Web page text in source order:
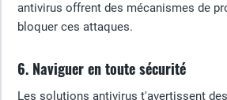
antivirus offrent des mécanismes de
bloquer ces attaques.
6. Naviguer en toute sécurité
Les solutions antivirus t'avertissent